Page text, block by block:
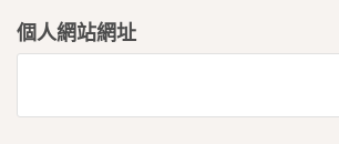
個人網站網址